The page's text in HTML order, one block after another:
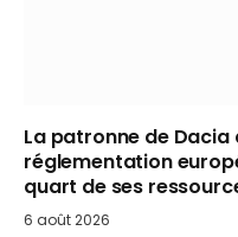
La patronne de Dacia
réglementation
quart de ses
6 août 2026